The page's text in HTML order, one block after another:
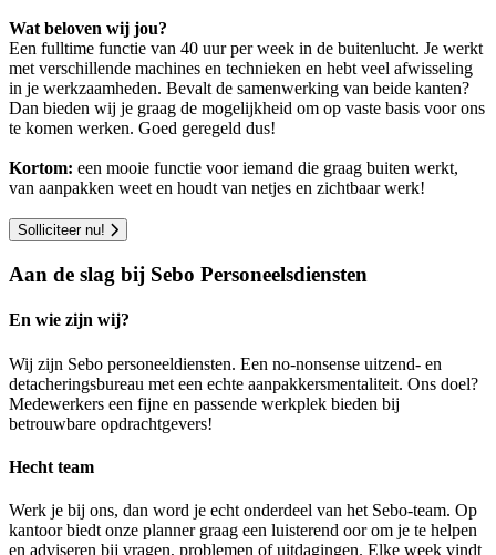
Wat beloven wij jou?
Een fulltime functie van 40 uur per week in de buitenlucht. Je werkt
met verschillende machines en technieken en hebt veel afwisseling
in je werkzaamheden. Bevalt de samenwerking van beide kanten?
Dan bieden wij je graag de mogelijkheid om op vaste basis voor ons
te komen werken. Goed geregeld dus!
Kortom: een mooie functie voor iemand die graag buiten werkt,
van aanpakken weet en houdt van netjes en zichtbaar werk!
Solliciteer nu!
Aan de slag bij Sebo Personeelsdiensten
En wie zijn wij?
Wij zijn Sebo personeeldiensten. Een no-nonsense uitzend- en
detacheringsbureau met een echte aanpakkersmentaliteit. Ons doel?
Medewerkers een fijne en passende werkplek bieden bij
betrouwbare opdrachtgevers!
Hecht team
Werk je bij ons, dan word je echt onderdeel van het Sebo-team. Op
kantoor biedt onze planner graag een luisterend oor om je te helpen
en adviseren bij vragen, problemen of uitdagingen. Elke week vindt